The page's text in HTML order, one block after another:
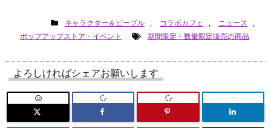
キャラクター＆ピープル , コラボカフェ , ニュース
,
ポップアップストア・イベント
期間限定・数量限定販売の商品
よろしければシェアお願いします
-